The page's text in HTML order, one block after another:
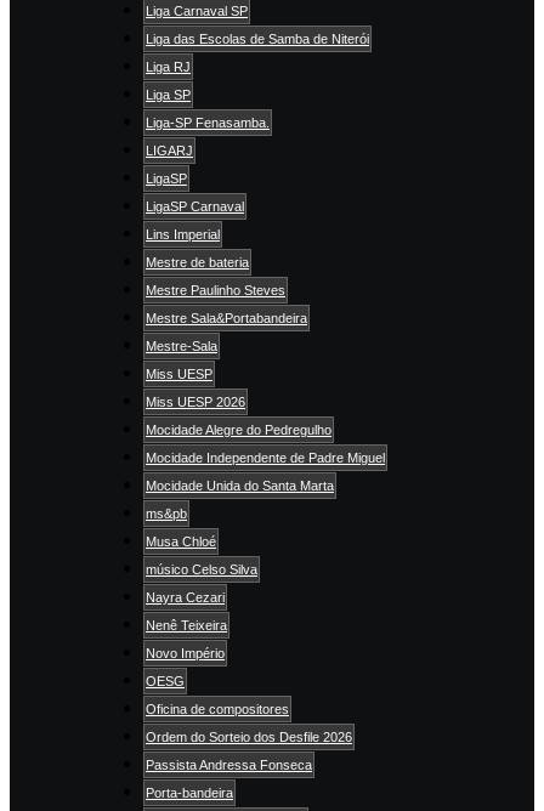
Liga Carnaval SP
Liga das Escolas de Samba de Niterói
Liga RJ
Liga SP
Liga-SP Fenasamba.
LIGARJ
LigaSP
LigaSP Carnaval
Lins Imperial
Mestre de bateria
Mestre Paulinho Steves
Mestre Sala&Portabandeira
Mestre-Sala
Miss UESP
Miss UESP 2026
Mocidade Alegre do Pedregulho
Mocidade Independente de Padre Miguel
Mocidade Unida do Santa Marta
ms&pb
Musa Chloé
músico Celso Silva
Nayra Cezari
Nenê Teixeira
Novo Império
OESG
Oficina de compositores
Ordem do Sorteio dos Desfile 2026
Passista Andressa Fonseca
Porta-bandeira